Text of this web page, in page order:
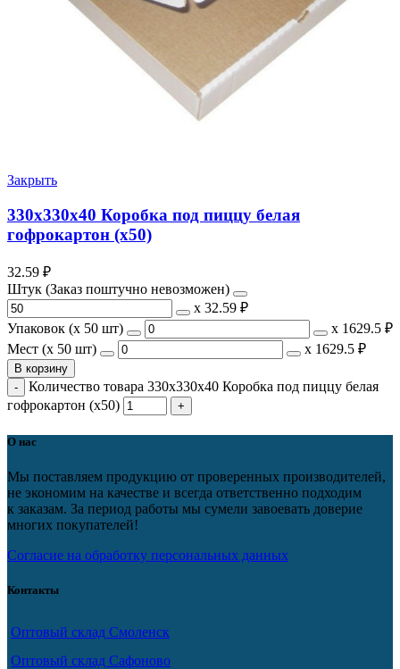
Закрыть
330х330х40 Коробка под пиццу белая
гофрокартон (х50)
32.59 ₽
Штук (Заказ поштучно невозможен)
х 32.59 ₽
Упаковок (x 50 шт)
х 1629.5 ₽
Мест (x 50 шт)
х 1629.5 ₽
В корзину
Количество товара 330х330х40 Коробка под пиццу белая
гофрокартон (х50)
О нас
Мы поставляем продукцию от проверенных производителей,
не экономим на качестве и всегда ответственно подходим
к заказам. За период работы мы сумели завоевать доверие
многих покупателей!
Согласие на обработку персональных данных
Контакты
Оптовый склад Смоленск
Оптовый склад Сафоново